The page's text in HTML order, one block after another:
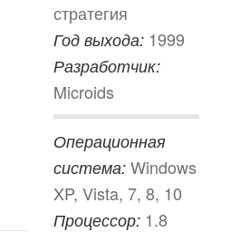
стратегия
Год выхода: 1999
Разработчик:
Microids
Операционная
система: Windows
XP, Vista, 7, 8, 10
Процессор: 1.8